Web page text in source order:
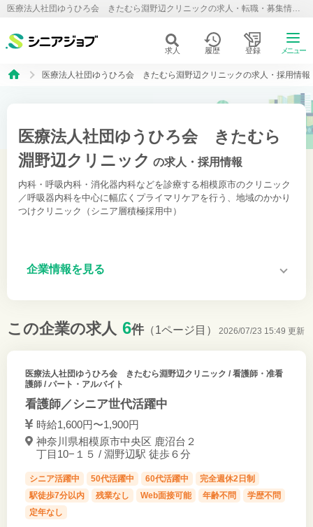
医療法人社団ゆうひろ会 きたむら淵野辺クリニックの求人・転職・募集情報【シニアジョブ】
求人 履歴 登録 メニュー
医療法人社団ゆうひろ会 きたむら淵野辺クリニックの求人・採用情報
医療法人社団ゆうひろ会 きたむら
淵野辺クリニック の求人・採用情報
内科・呼吸内科・消化器内科などを診療する相模原市のクリニック
／呼吸器内科を中心に幅広くプライマリケアを行う、地域のかかり
つけクリニック（シニア層積極採用中）
企業情報を見る
この企業の求人 6件 （1ページ目） 2026/07/23 15:49 更新
医療法人社団ゆうひろ会 きたむら淵野辺クリニック / 看護師・准看
護師 / パート・アルバイト
看護師／シニア世代活躍中
時給1,600円〜1,900円
神奈川県相模原市中央区 鹿沼台２
丁目10−１５ / 淵野辺駅 徒歩６分
シニア活躍中 50代活躍中 60代活躍中
完全週休2日制
駅徒歩7分以内
残業なし Web面接可能 年齢不問
学歴不問
定年なし